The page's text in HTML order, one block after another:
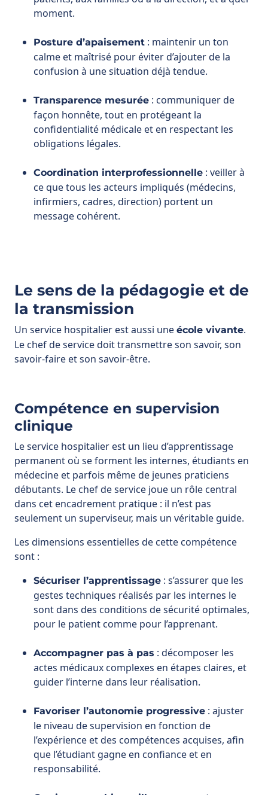
confusion à une situation déjà tendue.
Transparence mesurée : communiquer de
façon honnête, tout en protégeant la
confidentialité médicale et en respectant les
Coordination interprofessionnelle
ce que tous les acteurs impliqués (médecins,
infirmiers, cadres, direction) portent un
Le chef de service doit transmettre son savoir, son
savoir-faire et son savoir-être.
Compétence en supervision
clinique
permanent où se forment les internes, étudiants en
médecine et parfois même de jeunes praticiens
débutants. Le chef de service joue un rôle central
dans cet encadrement pratique : il n’est pas
seulement un superviseur, mais un véritable guide.
Les dimensions essentielles de cette compétence
sont :
Sécuriser l’apprentissage: s’assurer que les
gestes techniques réalisés par les internes le
sont dans des conditions de sécurité optimales,
Accompagner pas à pas : décomposer les
actes médicaux complexes en étapes claires, et
guider l’interne dans leur réalisation.
Favoriser l’autonomie progressive: ajuster
le niveau de supervision en fonction de
l’expérience et des compétences acquises, afin
responsabilité.
Corriger avec bienveillance: apporter un
retour précis sur les erreurs ou maladresses,
sans décourager l’apprenant, mais en